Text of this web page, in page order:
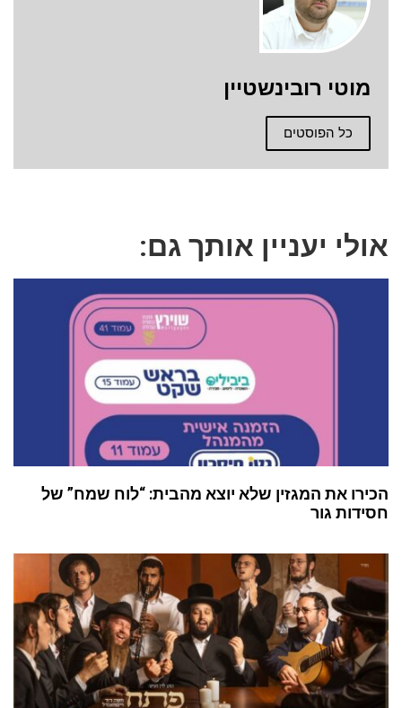
מוטי רובינשטיין
כל הפוסטים
אולי יעניין אותך גם:
הכירו את המגזין שלא יוצא מהבית: “לוח שמח” של
חסידות גור